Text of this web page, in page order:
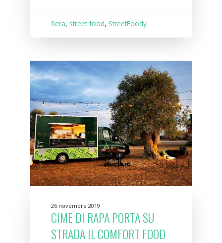
fiera, street food,StreetFoody
26 novembre 2019
CIME DI RAPA PORTA SU
STRADA IL COMFORT FOOD